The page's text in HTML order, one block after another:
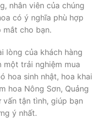
nhân viên của chúng
có ý nghĩa phù hợp
cho bạn.
lòng của khách hàng
một trải nghiệm mua
hoa sinh nhật, hoa khai
hoa Nông Sơn, Quảng
tận tình, giúp bạn
ý nhất.